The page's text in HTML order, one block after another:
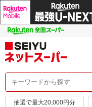
抽選で最大20,000円分